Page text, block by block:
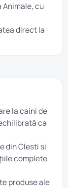
Animale, cu
direct la
la caini de
ca
dinClesti si
complete
produse ale